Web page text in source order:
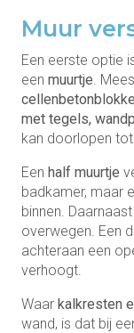
Muur
Een eerste optie
een muurtje .
met tegels,
kan doorlopen
Een half muurtje
badkamer, maar
binnen.
overwegen. Een
achteraan een
verhoogt.
Waar kalkresten
wand, is dat bij